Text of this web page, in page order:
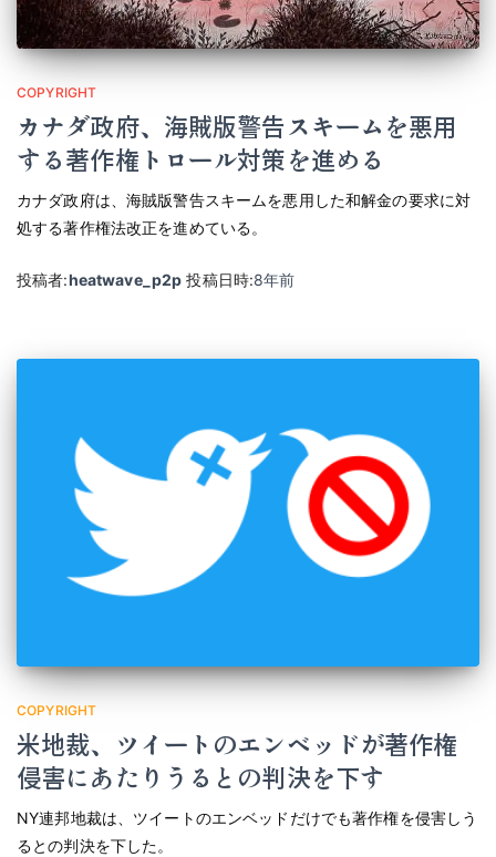
COPYRIGHT
カナダ政府、海賊版警告スキームを悪用
する著作権トロール対策を進める
カナダ政府は、海賊版警告スキームを悪用した和解金の要求に対
処する著作権法改正を進めている。
投稿者:heatwave_p2p 投稿日時:8年前
COPYRIGHT
米地裁、ツイートのエンベッドが著作権
侵害にあたりうるとの判決を下す
NY連邦地裁は、ツイートのエンベッドだけでも著作権を侵害しう
るとの判決を下した。